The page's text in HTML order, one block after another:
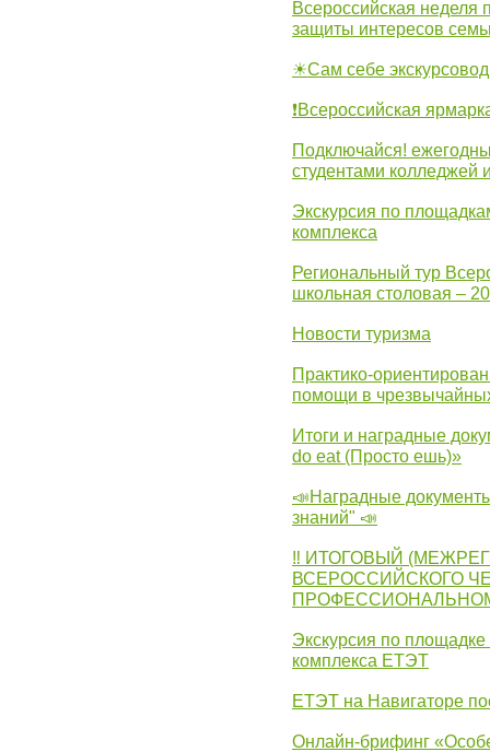
Всероссийская
защиты интересов
☀Сам себе экскурсовод
❗Всероссийская
Подключайся!
студентами колледжей
Экскурсия по
комплекса
Региональный тур
школьная столовая –
Новости туризма
Практико-
помощи в
Итоги и наградные
do eat (Просто ешь)»
📣Наградные
знаний" 📣
‼ ИТОГОВЫЙ
ВСЕРОССИЙСКОГО
Экскурсия по
комплекса ЕТЭТ
ЕТЭТ на Навигаторе
Онлайн-брифинг